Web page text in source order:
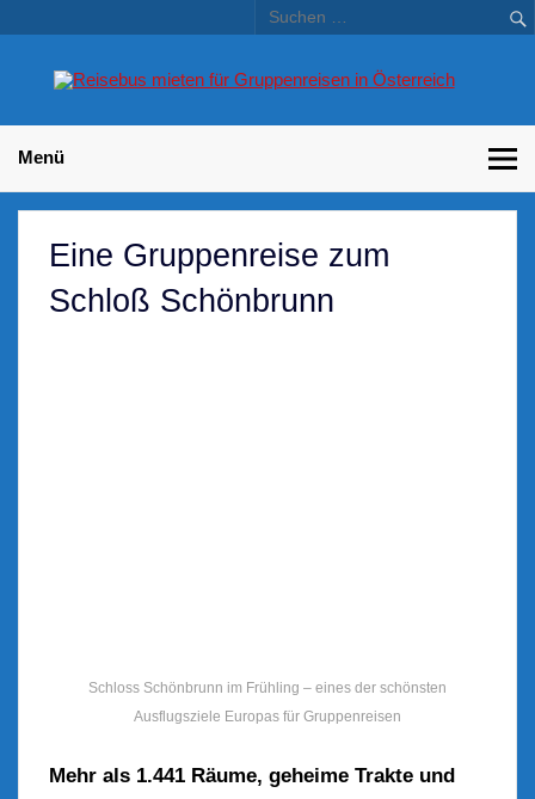
–
Menü
Eine Gruppenreise zum
Schloß Schönbrunn
Schloss Schönbrunn im Frühling – eines der schönsten
Ausflugsziele Europas für Gruppenreisen
Mehr als 1.441 Räume, geheime Trakte und